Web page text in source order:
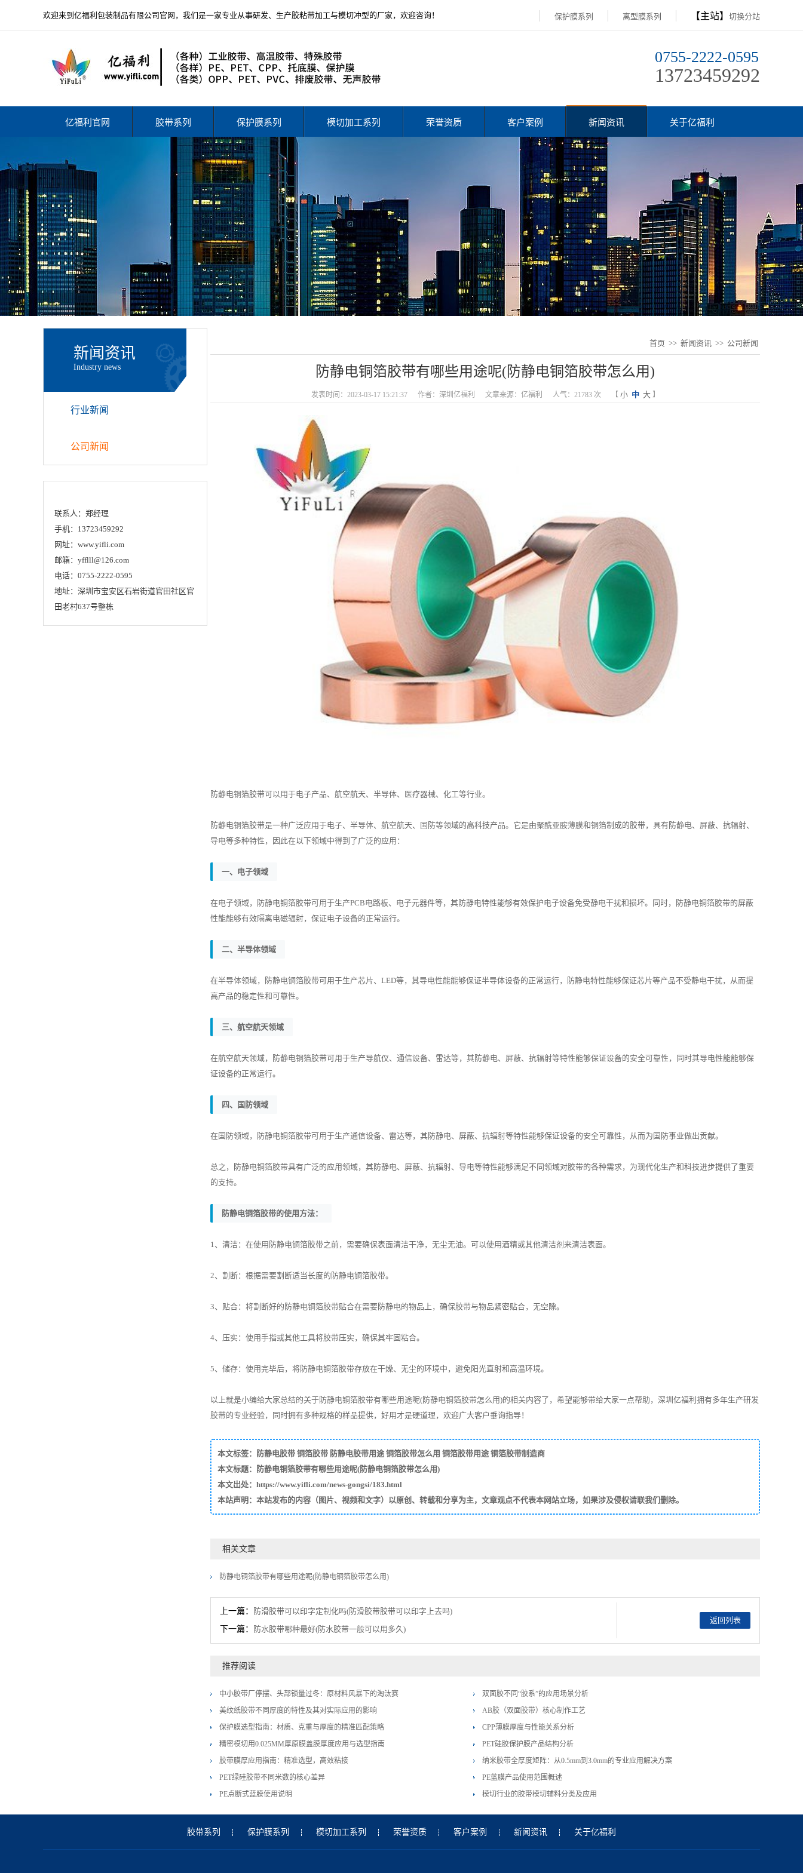
欢迎来到亿福利包装制品有限公司官网，我们是一家专业从事研发、生产胶粘带加工与模切冲型的厂家，欢迎咨询！ 保护膜系列 离型膜系列 【主站】 切换分站
0755-2222-0595
13723459292
亿福利官网 胶带系列 保护膜系列 模切加工系列 荣誉资质 客户案例 新闻资讯 关于亿福利
新闻资讯
Industry news
行业新闻
公司新闻
联系人：郑经理
手机：13723459292
网址：www.yifli.com
邮箱：yfflll@126.com
电话：0755-2222-0595
地址：深圳市宝安区石岩街道官田社区官
田老村637号整栋
首页 >> 新闻资讯 >> 公司新闻
防静电铜箔胶带有哪些用途呢(防静电铜箔胶带怎么用)
发表时间：2023-03-17 15:21:37 作者：深圳亿福利 文章来源：亿福利 人气：21783 次 【 小 中 大 】
防静电铜箔胶带可以用于电子产品、航空航天、半导体、医疗器械、化工等行业。
防静电铜箔胶带是一种广泛应用于电子、半导体、航空航天、国防等领域的高科技产品。它是由聚酰亚胺薄膜和铜箔制成的胶带，具有防静电、屏蔽、抗辐射、
导电等多种特性，因此在以下领域中得到了广泛的应用：
一、电子领域
在电子领域，防静电铜箔胶带可用于生产PCB电路板、电子元器件等，其防静电特性能够有效保护电子设备免受静电干扰和损坏。同时，防静电铜箔胶带的屏蔽
性能能够有效隔离电磁辐射，保证电子设备的正常运行。
二、半导体领域
在半导体领域，防静电铜箔胶带可用于生产芯片、LED等，其导电性能能够保证半导体设备的正常运行，防静电特性能够保证芯片等产品不受静电干扰，从而提
高产品的稳定性和可靠性。
三、航空航天领域
在航空航天领域，防静电铜箔胶带可用于生产导航仪、通信设备、雷达等，其防静电、屏蔽、抗辐射等特性能够保证设备的安全可靠性，同时其导电性能能够保
证设备的正常运行。
四、国防领域
在国防领域，防静电铜箔胶带可用于生产通信设备、雷达等，其防静电、屏蔽、抗辐射等特性能够保证设备的安全可靠性，从而为国防事业做出贡献。
总之，防静电铜箔胶带具有广泛的应用领域，其防静电、屏蔽、抗辐射、导电等特性能够满足不同领域对胶带的各种需求，为现代化生产和科技进步提供了重要
的支持。
防静电铜箔胶带的使用方法：
1、清洁：在使用防静电铜箔胶带之前，需要确保表面清洁干净，无尘无油。可以使用酒精或其他清洁剂来清洁表面。
2、割断：根据需要割断适当长度的防静电铜箔胶带。
3、贴合：将割断好的防静电铜箔胶带贴合在需要防静电的物品上，确保胶带与物品紧密贴合，无空隙。
4、压实：使用手指或其他工具将胶带压实，确保其牢固粘合。
5、储存：使用完毕后，将防静电铜箔胶带存放在干燥、无尘的环境中，避免阳光直射和高温环境。
以上就是小编给大家总结的关于防静电铜箔胶带有哪些用途呢(防静电铜箔胶带怎么用)的相关内容了，希望能够带给大家一点帮助，深圳亿福利拥有多年生产研发
胶带的专业经验，同时拥有多种规格的样品提供，好用才是硬道理，欢迎广大客户垂询指导！
本文标签： 防静电胶带 铜箔胶带 防静电胶带用途 铜箔胶带怎么用 铜箔胶带用途 铜箔胶带制造商
本文标题：防静电铜箔胶带有哪些用途呢(防静电铜箔胶带怎么用)
本文出处：https://www.yifli.com/news-gongsi/183.html
本站声明：本站发布的内容（图片、视频和文字）以原创、转载和分享为主，文章观点不代表本网站立场，如果涉及侵权请联我们删除。
相关文章
防静电铜箔胶带有哪些用途呢(防静电铜箔胶带怎么用)
上一篇：
防滑胶带可以印字定制化吗(防滑胶带胶带可以印字上去吗)
下一篇：
防水胶带哪种最好(防水胶带一般可以用多久)
返回列表
推荐阅读
中小胶带厂停摆、头部锁量过冬：原材料风暴下的淘汰赛
​双面胶不同“胶系”的应用场景分析
美纹纸胶带不同厚度的特性及其对实际应用的影响
AB胶（双面胶带）核心制作工艺
保护膜选型指南：材质、克重与厚度的精准匹配策略
CPP薄膜厚度与性能关系分析
精密模切用0.025MM厚原膜盖膜厚度应用与选型指南
PET硅胶保护膜产品结构分析
胶带膜厚应用指南：精准选型，高效粘接
纳米胶带全厚度矩阵：从0.5mm到3.0mm的专业应用解决方案
PET绿硅胶带不同米数的核心差异
PE蓝膜产品使用范围概述
PE点断式蓝膜使用说明
模切行业的胶带模切辅料分类及应用
胶带系列 保护膜系列 模切加工系列 荣誉资质 客户案例 新闻资讯 关于亿福利